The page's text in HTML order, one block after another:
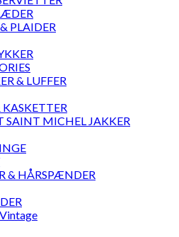
PLAIDER
& LUFFER
SAINT MICHEL JAKKER
& HÅRSPÆNDER